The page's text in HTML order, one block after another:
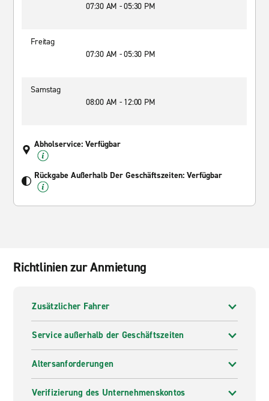
07:30 AM - 05:30 PM
Freitag
07:30 AM - 05:30 PM
Samstag
08:00 AM - 12:00 PM
Abholservice: Verfügbar
Rückgabe Außerhalb Der Geschäftszeiten: Verfügbar
Richtlinien zur Anmietung
Zusätzlicher Fahrer
Service außerhalb der Geschäftszeiten
Altersanforderungen
Verifizierung des Unternehmenskontos